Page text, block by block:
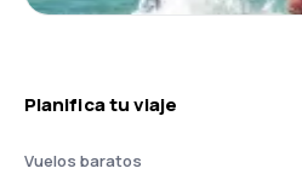
Planifica tu viaje
Vuelos baratos